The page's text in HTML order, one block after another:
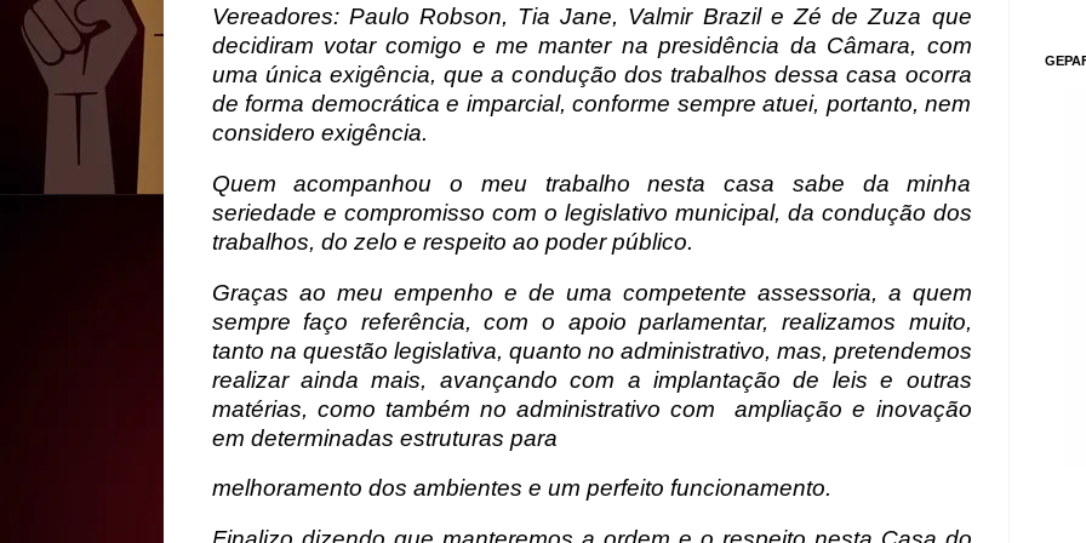
Vereadores: Paulo Robson, Tia Jane, Valmir Brazil e Zé de Zuza que
decidiram votar comigo e me manter na presidência da Câmara, com
uma única exigência, que a condução dos trabalhos dessa casa ocorra
de forma democrática e imparcial, conforme sempre atuei, portanto, nem
considero exigência.
Quem acompanhou o meu trabalho nesta casa sabe da minha
seriedade e compromisso com o legislativo municipal, da condução dos
trabalhos, do zelo e respeito ao poder público.
Graças ao meu empenho e de uma competente assessoria, a quem
sempre faço referência, com o apoio parlamentar, realizamos muito,
tanto na questão legislativa, quanto no administrativo, mas, pretendemos
realizar ainda mais, avançando com a implantação de leis e outras
matérias, como também no administrativo com
ampliação e inovação
em determinadas estruturas para
melhoramento dos ambientes e um perfeito funcionamento.